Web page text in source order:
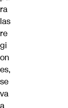
ra
las
re
gi
on
es,
se
va